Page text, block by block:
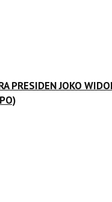
PRESIDEN JOKO